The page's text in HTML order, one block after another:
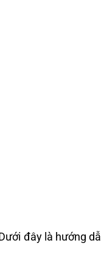
đây là hướng